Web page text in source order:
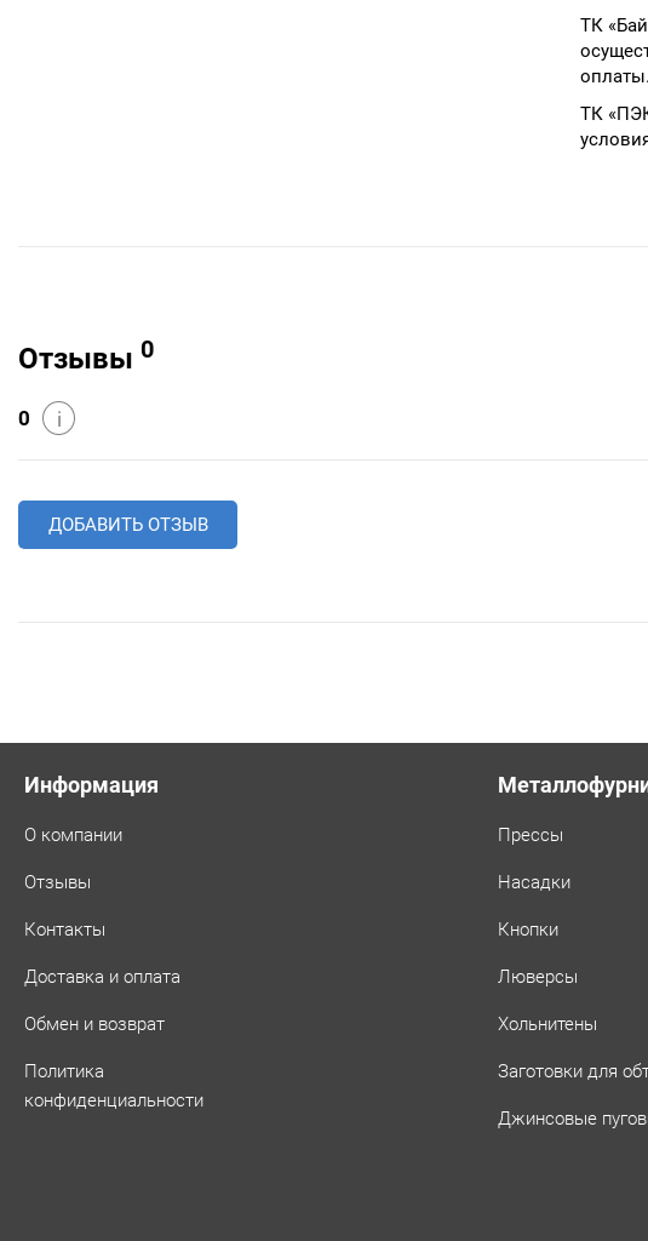
ТК
оплаты.
ТК
Отзывы 0
0 i
ДОБАВИТЬ ОТЗЫВ
Информация
О компании
Отзывы
Контакты
Доставка и оплата
Обмен и возврат
Политика
конфиденциальности
Прессы
Насадки
Кнопки
Люверсы
Хольнитены
Заготовки для
Джинсовые